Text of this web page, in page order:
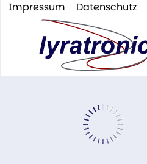
Impressum Datenschutz